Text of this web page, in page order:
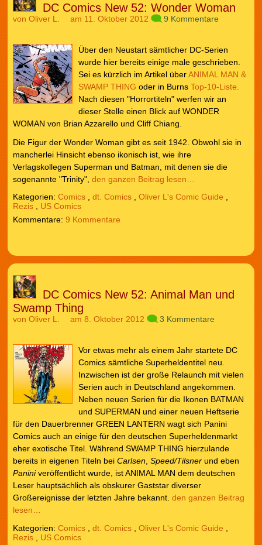
DC Comics New 52: Wonder Woman
von Oliver L. am 11. Oktober 2012 9 Kommentare
Über den Neustart sämtlicher DC-Serien
wurde hier bereits einige male geschrieben.
Sei es kürzlich im Artikel überANIMAL MAN &
SWAMP THING oder in Burns Top-10-Liste.
Nach diesen "Horrortiteln" werfen wir an
dieser Stelle einen Blick auf WONDER
WOMAN von Brian Azzarello und Cliff Chiang.
Die Figur der Wonder Woman gibt es seit 1942. Obwohl sie in
mancherlei Hinsicht ebenso ikonisch ist, wie ihre
Verlagskollegen Superman und Batman, mit denen sie die
sogenannte "Trinity", den ganzen Beitrag lesen…
Kategorien: Comics, dt. Comics, Oliver L's Comic Guide ,
Rezis, US Comics
9 Kommentare
DC Comics New 52: Animal Man und
Swamp Thing
von Oliver L. am 8. Oktober 2012 3 Kommentare
Vor etwas mehr als einem Jahr startete DC
Comics sämtliche Superheldentitel neu.
Inzwischen ist der große Relaunch mit vielen
Serien auch in Deutschland angekommen.
Neben neuen Serien für die Ikonen BATMAN
und SUPERMAN und einer neuen Heftserie
für den Dauerbrenner GREEN LANTERN wagt sich Panini
Comics auch an einige für den deutschen Superheldenmarkt
eher exotische Titel. Während SWAMP THING hierzulande
bereits in eigenen Titeln bei Carlsen, Speed/Tilsnerund eben
Paniniveröffentlicht wurde, ist ANIMAL MAN dem deutschen
Leser hauptsächlich als obskurer Gaststar diverser
Großereignisse der letzten Jahre bekannt. den ganzen Beitrag
lesen…
Kategorien: Comics, dt. Comics, Oliver L's Comic Guide
Rezis, US Comics